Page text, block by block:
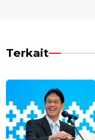
Terkait